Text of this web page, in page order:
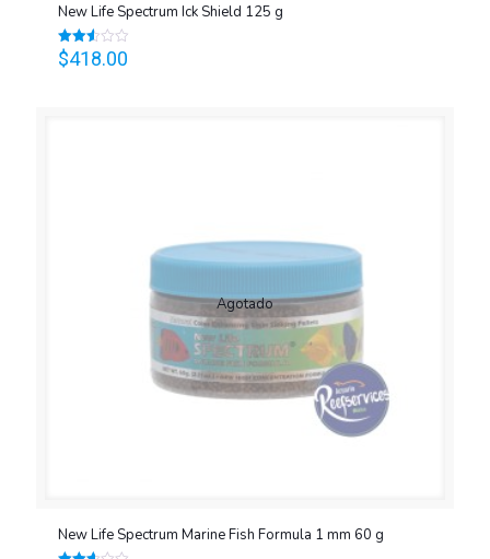
New Life Spectrum Ick Shield 125 g
Valorado
en
$418.00
Agotado
New Life Spectrum Marine Fish Formula 1 mm 60 g